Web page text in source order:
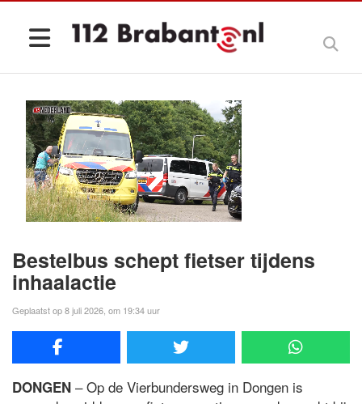
Bestelbus schept fietser tijdens
inhaalactie
Geplaatst op 8 juli 2026, om 19:34 uur
DONGEN – Op de Vierbundersweg in Dongen is